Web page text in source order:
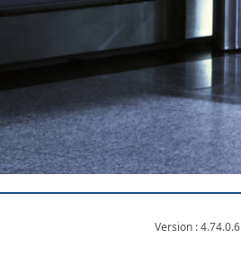
Version : 4.74.0.6